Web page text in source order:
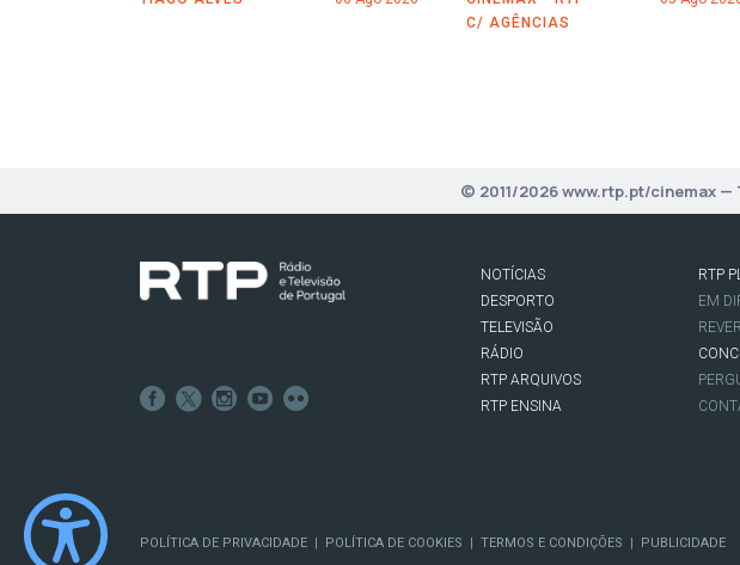
C/ AGÊNCIAS
© 2011/2026 www.rtp.pt/cinemax
NOTÍCIAS
DESPORTO
TELEVISÃO
RÁDIO
RTP ARQUIVOS
RTP ENSINA
RTP
EM
POLÍTICA DE PRIVACIDADE POLÍTICA DE COOKIES TERMOS E CONDIÇÕES PUBLICIDADE